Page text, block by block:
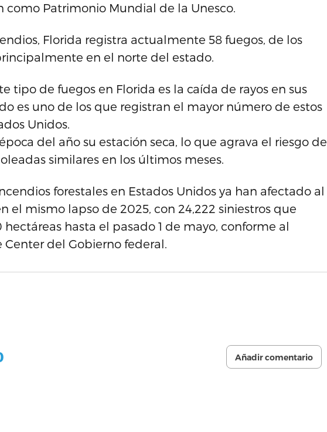
como Patrimonio Mundial de la Unesco.
Florida registra actualmente 58 fuegos, de los
en el norte del estado.
tipo de fuegos en Florida es la caída de rayos en sus
es uno de los que registran el mayor número de estos
Unidos.
del año su estación seca, lo que agrava el riesgo de
similares en los últimos meses.
forestales en Estados Unidos ya han afectado al
el mismo lapso de 2025, con 24,222 siniestros que
hasta el pasado 1 de mayo, conforme al
del Gobierno federal.
Añadir comentario